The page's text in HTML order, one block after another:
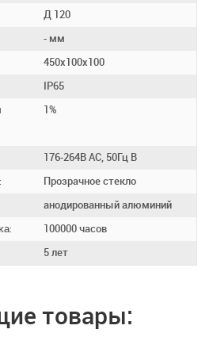
Д 120
- мм
450х100х100
IP65
1%
176-264В АС, 50Гц В
Прозрачное стекло
анодированный алюминий
100000 часов
5 лет
товары: